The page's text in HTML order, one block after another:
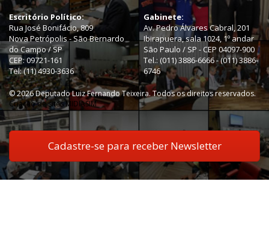
Escritório Político:
Rua José Bonifácio, 809
Nova Petrópolis - São Bernardo
do Campo / SP
CEP: 09721-161
Tel: (11) 4930-3636
Gabinete:
Av. Pedro Álvares Cabral, 201
Ibirapuera, sala 1024, 1º andar
São Paulo / SP - CEP 04097-900
Tel.: (011) 3886-6666 - (011) 3886-
6746
© 2026 Deputado Luiz Fernando Teixeira. Todos os direitos reservados.
Criação de sites MIDIASIM
Cadastre-se para receber Newsletter